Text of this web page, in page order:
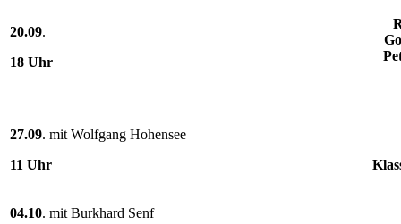
20.09.
18 Uhr
27.09. mit Wolfgang Hohensee
11 Uhr
04.10. mit Burkhard Senf